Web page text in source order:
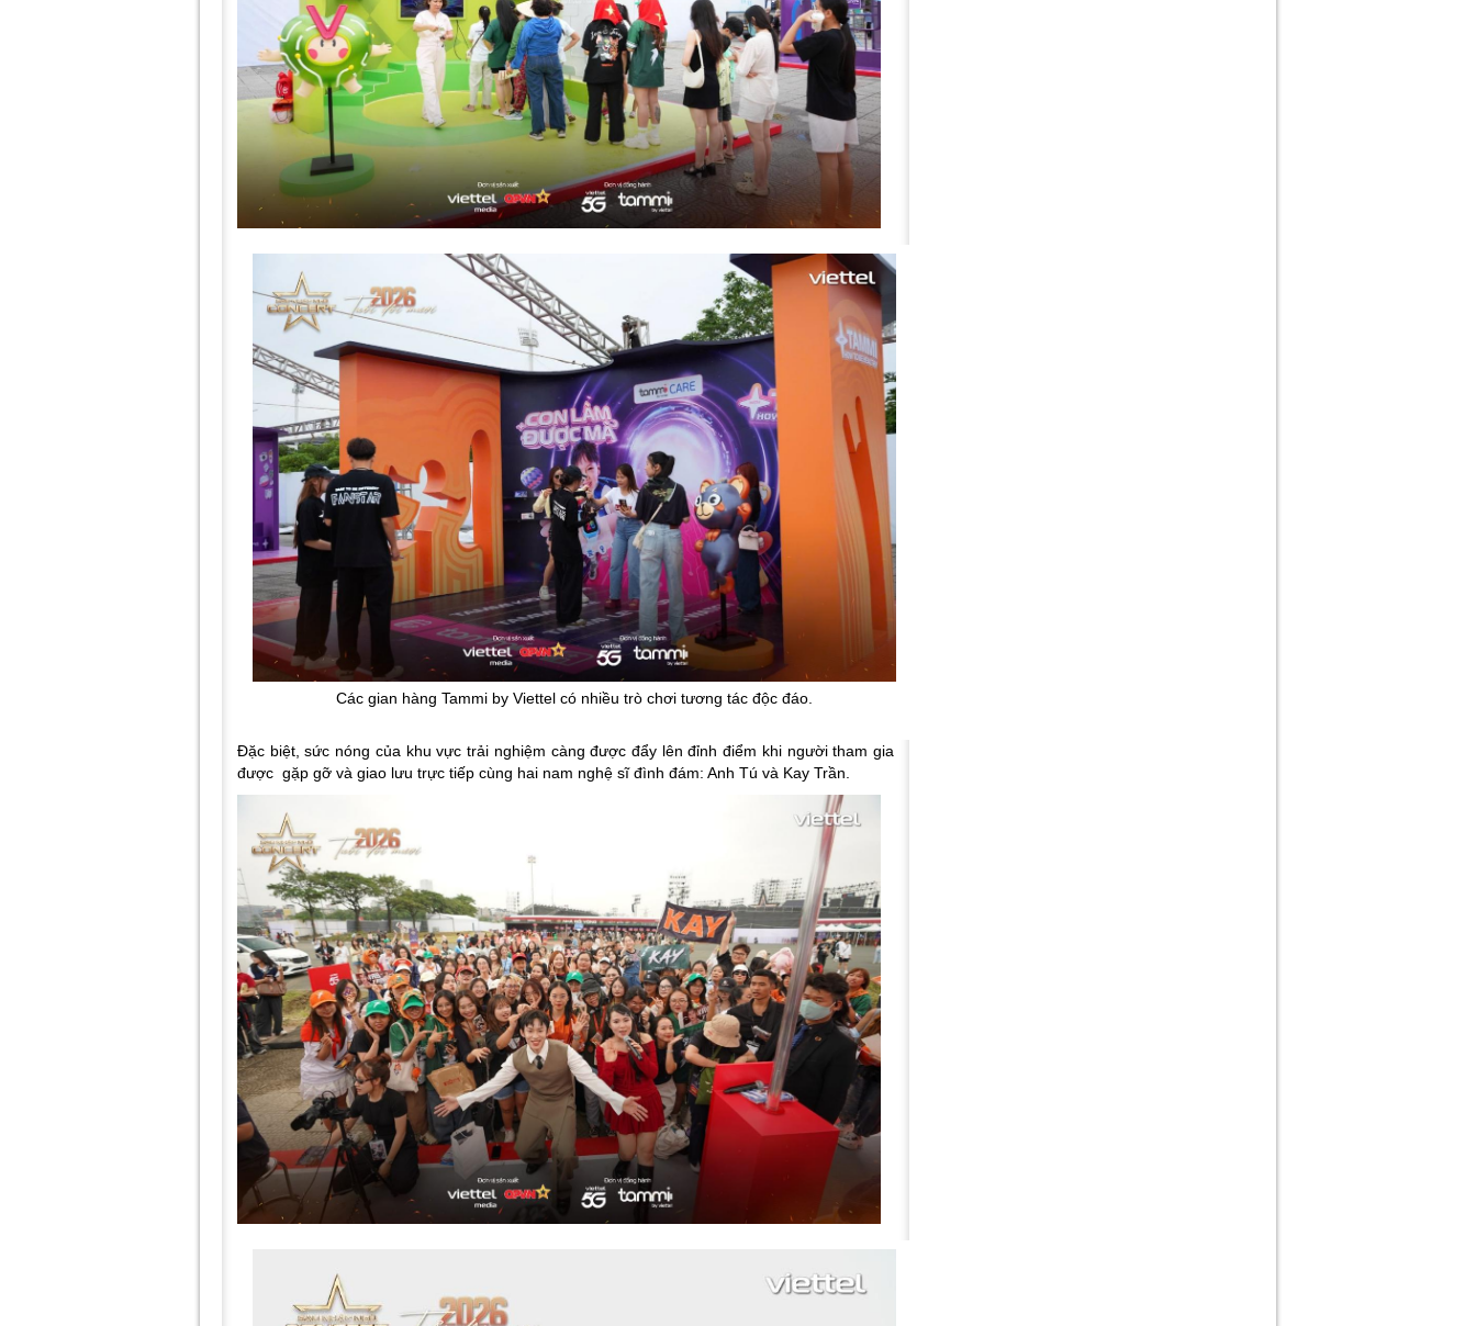
Các gian hàng Tammi by Viettel có nhiều trò chơi tương tác độc đáo.
Đặc biệt, sức nóng của khu vực trải nghiệm càng được đẩy lên đỉnh điểm khi người tham gia
được gặp gỡ và giao lưu trực tiếp cùng hai nam nghệ sĩ đình đám: Anh Tú và Kay Trần.